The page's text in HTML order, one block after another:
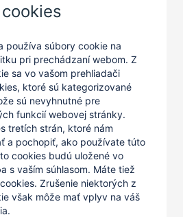
používa súbory cookie na
pri prechádzaní webom. Z
sa vo vašom prehliadači
ktoré sú kategorizované
sú nevyhnutné pre
funkcií webovej stránky.
tretích strán, ktoré nám
a pochopiť, ako používate túto
cookies budú uložené vo
s vaším súhlasom. Máte tiež
Zrušenie niektorých z
však môže mať vplyv na váš